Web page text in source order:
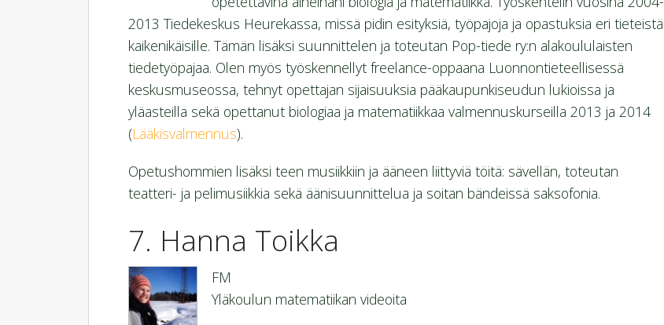
2013 Tiedekeskus Heurekassa, missä pidin esityksiä, työpajoja ja opastuksia eri tieteistä
kaikenikäisille. Tämän lisäksi suunnittelen ja toteutan Pop-tiede ry:n alakoululaisten
tiedetyöpajaa. Olen myös työskennellyt freelance-oppaana Luonnontieteellisessä
keskusmuseossa, tehnyt opettajan sijaisuuksia pääkaupunkiseudun lukioissa ja
yläasteilla sekä opettanut biologiaa ja matematiikkaa valmennuskurseilla 2013 ja 2014
(Lääkisvalmennus).
Opetushommien lisäksi teen musiikkiin ja ääneen liittyviä töitä: sävellän, toteutan
teatteri- ja pelimusiikkia sekä äänisuunnittelua ja soitan bändeissä saksofonia.
Hanna Toikka
FM
Yläkoulun matematiikan videoita